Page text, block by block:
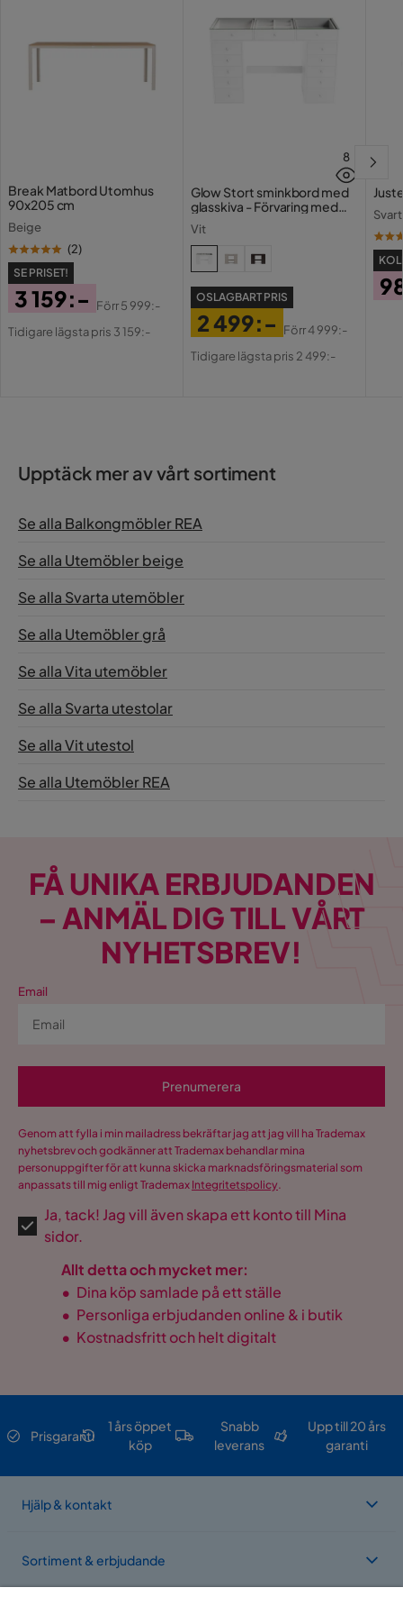
Bruk
Armstöd Ja
Break Matbord Utomhus
90x205 cm
Beige
(2)
SE PRISET!
Pris
3 159:-
Original
Förr5 999:-
Tidigare lägsta pris 3 159:-
8
Glow Stort sminkbord med
glasskiva - Förvaring med
Vit
OSLAGBART PRIS
Pris
2 499:-
Original
Förr4 999:-
Tidigare lägsta pris 2 499:-
Svart
Upptäck mer av vårt sortiment
Se alla Balkongmöbler REA
Se alla Utemöbler beige
Se alla Svarta utemöbler
Se alla Utemöbler grå
Se alla Vita utemöbler
Se alla Svarta utestolar
Se alla Vit utestol
Se alla Utemöbler REA
FÅ UNIKA ERBJUDANDEN
– ANMÄL DIG TILL VÅRT
NYHETSBREV!
Email
Prenumerera
Genom att fylla i min mailadress bekräftar jag att jag vill ha Trademax
nyhetsbrev och godkänner att Trademax behandlar mina
personuppgifter för att kunna skicka marknadsföringsmaterial som
anpassats till mig enligt Trademax Integritetspolicy.
Ja, tack! Jag vill även skapa ett konto till Mina
sidor.
Allt detta och mycket mer:
• Dina köp samlade på ett ställe
• Personliga erbjudanden online & i butik
• Kostnadsfritt och helt digitalt
Prisgaranti
1 års öppet
köp
Snabb
leverans
Upp till 20 års
garanti
Hjälp & kontakt
Sortiment & erbjudande